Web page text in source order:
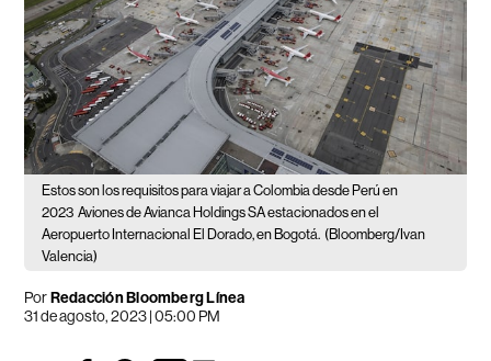
Estos son los requisitos para viajar a Colombia desde Perú en
2023 Aviones de Avianca Holdings SA estacionados en el
Aeropuerto Internacional El Dorado, en Bogotá. (Bloomberg/Ivan
Valencia)
PorRedacción Bloomberg Línea
31 de agosto, 2023 | 05:00 PM